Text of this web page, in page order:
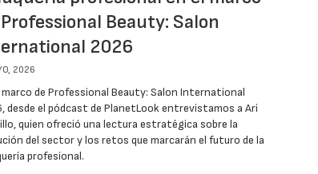
Beauty: Salon
2026
2026
marco de Professional Beauty: Salon International
desde el pódcast de PlanetLook entrevistamos a Ari
quien ofreció una lectura estratégica sobre la
del sector y los retos que marcarán el futuro de la
profesional.